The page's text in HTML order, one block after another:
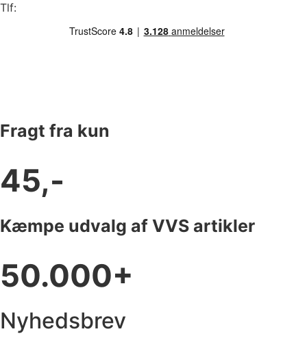
Tlf:
Fragt fra kun
45,-
Kæmpe udvalg af VVS artikler
50.000+
Nyhedsbrev